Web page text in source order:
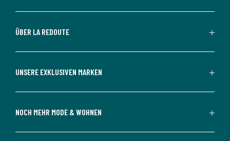
ÜBER LA REDOUTE
UNSERE EXKLUSIVEN MARKEN
NOCH MEHR MODE & WOHNEN